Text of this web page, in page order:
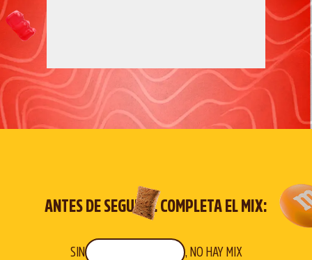
ANTES DE SEGUIR... COMPLETA EL MIX:
SIN , NO HAY MIX